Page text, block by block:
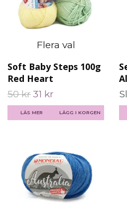
Flera val
Soft Baby Steps 100g
Red Heart
50 kr31 kr
LÄS MER LÄGG I KORGEN